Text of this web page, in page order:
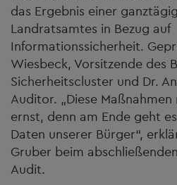
das Ergebnis einer
Landratsamtes in Bezug auf
Informationssicherheit.
Wiesbeck, Vorsitzende des
Sicherheitscluster und Dr.
Auditor. „Diese
ernst, denn am Ende geht
Daten unserer Bürger“,
Gruber beim
Audit.